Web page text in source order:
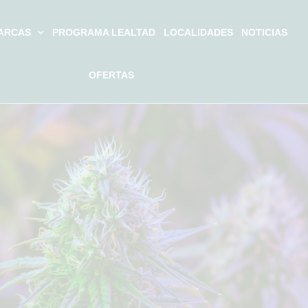
PROGRAMA LEALTAD LOCALIDADES NOTICIAS
OFERTAS